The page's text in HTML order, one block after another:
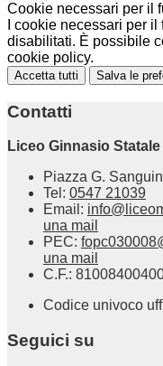
Cookie necessari per il
I cookie necessari per
disabilitati. È possibile
cookie policy.
Accetta tutti Salva le
Contatti
Liceo Ginnasio
Piazza G.
Tel: 0547 21039
Email:
una mail
PEC:
una mail
C.F.:
Codice univoco
Seguici su